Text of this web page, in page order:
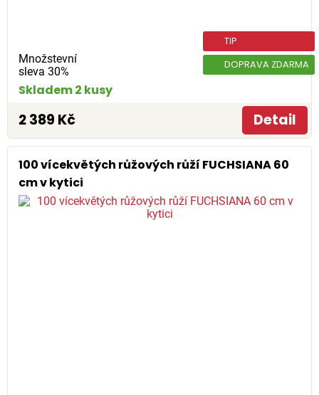
Množstevní
sleva 30%
TIP
DOPRAVA ZDARMA
Skladem 2 kusy
2 389 Kč Detail
100 vícekvětých růžových růží FUCHSIANA 60
cm v kytici